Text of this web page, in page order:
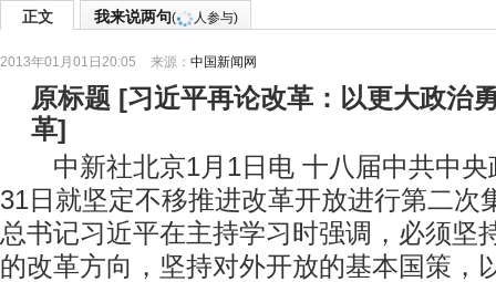
正文 我来说两句( 人参与)
2013年01月01日20:05 来源： 中国新闻网
原标题 [习近平再论改革：以更大政治
革]
中新社北京1月1日电 十八届中共中央
31日就坚定不移推进改革开放进行第二次
总书记习近平在主持学习时强调，必须坚
的改革方向，坚持对外开放的基本国策，